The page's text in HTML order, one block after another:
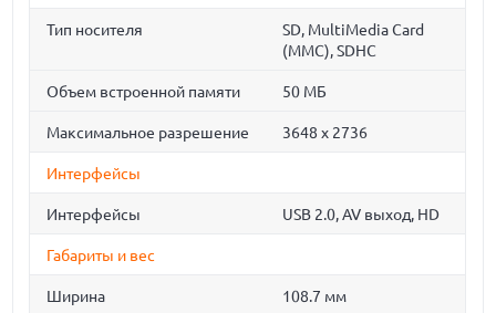
Тип носителя
SD, MultiMedia Card
(MMC), SDHC
Объем встроенной памяти 50 МБ
Максимальное разрешение 3648 x 2736
Интерфейсы
Интерфейсы USB 2.0, AV выход, HD
Габариты и вес
Ширина 108.7 мм